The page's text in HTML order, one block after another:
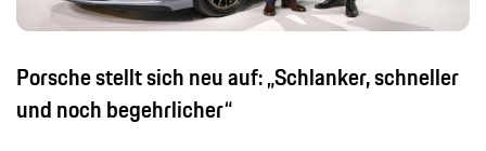
Porsche stellt sich neu auf: „Schlanker, schneller
und noch begehrlicher“